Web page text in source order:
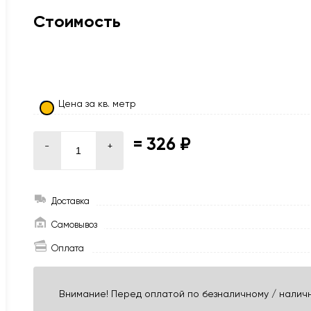
Стоимость
Цена за кв. метр
- + = 326 ₽
Доставка
Самовывоз
Оплата
Внимание! Перед оплатой по безналичному /